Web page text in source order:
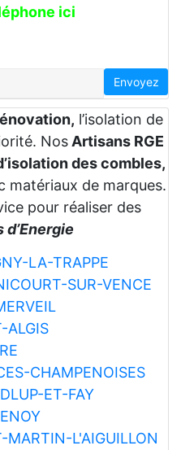
ici
Envoyez
l’isolation de
Nos Artisans RGE
des combles,
matériaux de marques.
pour réaliser des
LA-TRAPPE
SUR-VENCE
ALGIS
CHAMPENOISES
ET-FAY
L'AIGUILLON